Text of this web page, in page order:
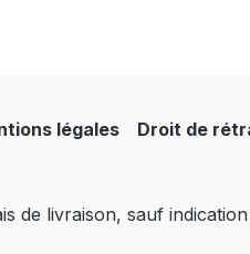
légales Droit de
de livraison, sauf